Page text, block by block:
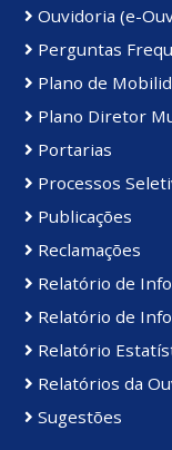
Ouvidoria (e-
Perguntas
Plano de
Plano Diretor
Portarias
Processos
Publicações
Reclamações
Relatório de
Relatório de
Relatório
Relatórios da
Sugestões